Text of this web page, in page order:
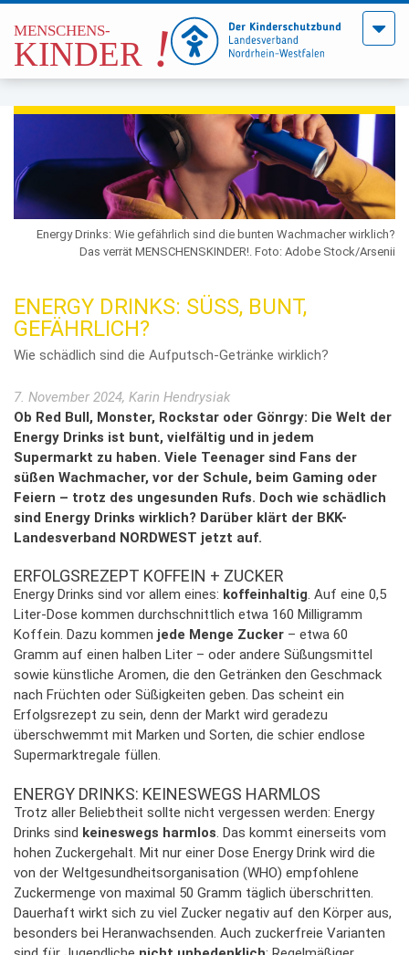
Menü
Energy Drinks: Wie gefährlich sind die bunten Wachmacher wirklich?
Das verrät MENSCHENSKINDER!. Foto: Adobe Stock/Arsenii
ENERGY DRINKS: SÜSS, BUNT, G
EFÄHRLICH?
Wie schädlich sind die Aufputsch-Getränke wirklich?
7. November 2024, Karin Hendrysiak
Ob Red Bull, Monster, Rockstar oder Gönrgy: Die Welt der
Energy Drinks ist bunt, vielfältig und in jedem
Supermarkt zu haben. Viele Teenager sind Fans der
süßen Wachmacher, vor der Schule, beim Gaming oder
Feiern – trotz des ungesunden Rufs. Doch wie schädlich
sind Energy Drinks wirklich? Darüber klärt der BKK-
Landesverband NORDWEST jetzt auf.
ERFOLGSREZEPT KOFFEIN + ZUCKER
Energy Drinks sind vor allem eines: koffeinhaltig. Auf eine 0,5
Liter-Dose kommen durchschnittlich etwa 160 Milligramm
Koffein. Dazu kommen jede Menge Zucker – etwa 60
Gramm auf einen halben Liter – oder andere Süßungsmittel
sowie künstliche Aromen, die den Getränken den Geschmack
nach Früchten oder Süßigkeiten geben. Das scheint ein
Erfolgsrezept zu sein, denn der Markt wird geradezu
überschwemmt mit Marken und Sorten, die schier endlose
Supermarktregale füllen.
ENERGY DRINKS: KEINESWEGS HARMLOS
Trotz aller Beliebtheit sollte nicht vergessen werden: Energy
Drinks sind keineswegs harmlos. Das kommt einerseits vom
hohen Zuckergehalt. Mit nur einer Dose Energy Drink wird die
von der Weltgesundheitsorganisation (WHO) empfohlene
Zuckermenge von maximal 50 Gramm täglich überschritten.
Dauerhaft wirkt sich zu viel Zucker negativ auf den Körper aus,
besonders bei Heranwachsenden. Auch zuckerfreie Varianten